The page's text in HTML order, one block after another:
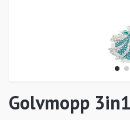
Golvmopp